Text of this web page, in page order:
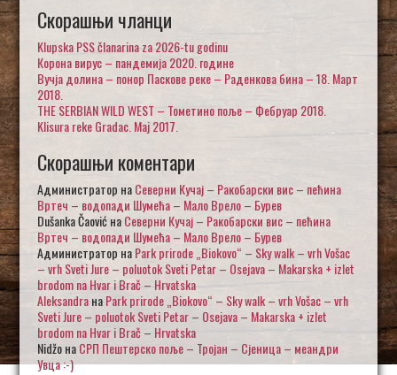
Скорашњи чланци
Klupska PSS članarina za 2026-tu godinu
Корона вирус – пандемија 2020. године
Вучја долина – понор Паскове реке – Раденкова бина – 18. Март
2018.
THE SERBIAN WILD WEST – Тометино поље – Фебруар 2018.
Klisura reke Gradac. Maj 2017.
Скорашњи коментари
Администратор наСеверни Кучај – Ракобарски вис – пећина
Вртеч – водопади Шумећа – Мало Врело – Бурев
Dušanka ČaovićнаСеверни Кучај – Ракобарски вис – пећина
Вртеч – водопади Шумећа – Мало Врело – Бурев
Администратор наPark prirode „Biokovo“ – Sky walk – vrh Vošac
– vrh Sveti Jure – poluotok Sveti Petar – Osejava – Makarska + izlet
brodom na Hvar i Brač – Hrvatska
AleksandraнаPark prirode „Biokovo“ – Sky walk – vrh Vošac – vrh
Sveti Jure – poluotok Sveti Petar – Osejava – Makarska + izlet
brodom na Hvar i Brač – Hrvatska
NidžoнаСРП Пештерско поље – Тројан – Сјеница – меандри
Увца :-)